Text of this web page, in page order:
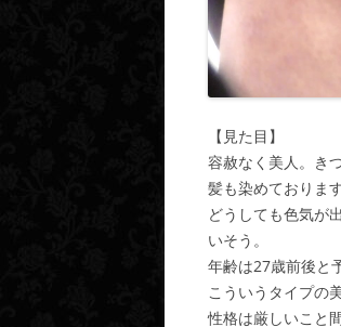
【見た目】
容赦なく美人。き
髪も染めておりま
どうしても色気が
いそう。
年齢は27歳前後と
こういうタイプの
性格は厳しいこと